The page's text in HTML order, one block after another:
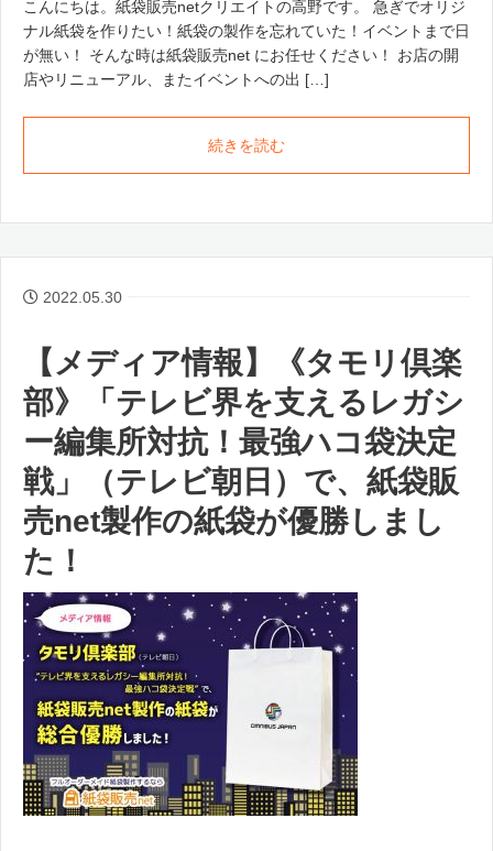
こんにちは。紙袋販売netクリエイトの高野です。 急ぎでオリジ
ナル紙袋を作りたい！紙袋の製作を忘れていた！イベントまで日
が無い！ そんな時は紙袋販売net にお任せください！ お店の開
店やリニューアル、またイベントへの出 […]
続きを読む
2022.05.30
【メディア情報】《タモリ倶楽
部》「テレビ界を支えるレガシ
ー編集所対抗！最強ハコ袋決定
戦」（テレビ朝日）で、紙袋販
売net製作の紙袋が優勝しまし
た！